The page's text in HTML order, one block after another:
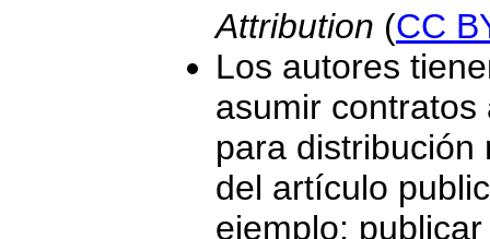
Attribution (CC
Los autores
asumir
para distribución
del artículo
ejemplo: